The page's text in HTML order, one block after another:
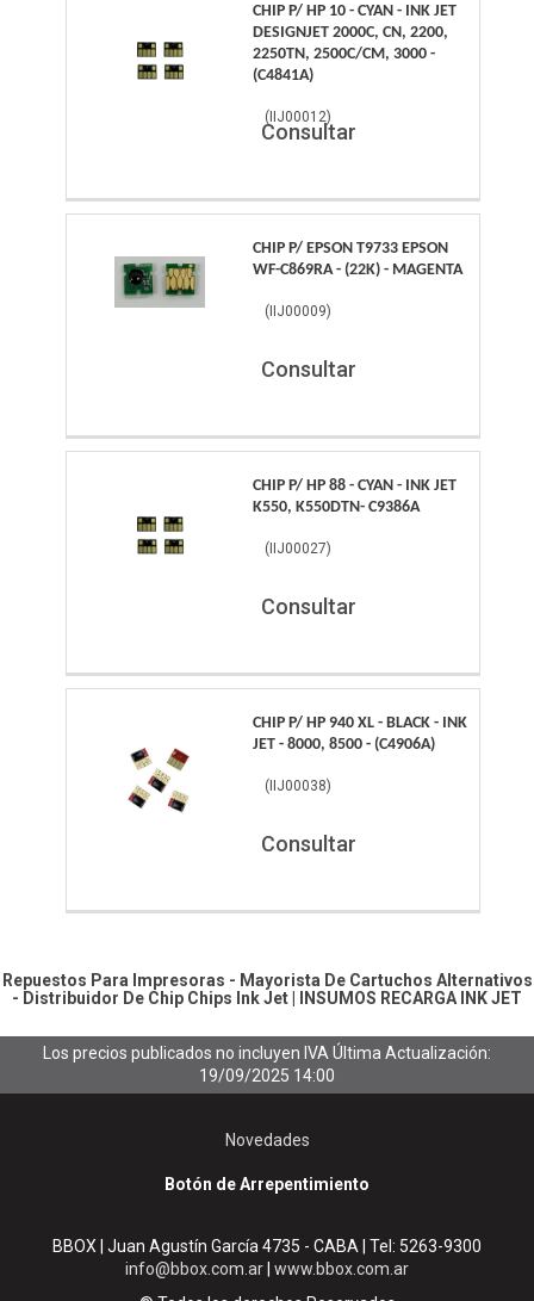
CHIP P/ HP 10 - CYAN - INK JET
DESIGNJET 2000C, CN, 2200,
2250TN, 2500C/CM, 3000 -
(C4841A)
( IIJ00012)
Consultar
CHIP P/ EPSON T9733 EPSON
WF-C869RA - (22K) - MAGENTA
( IIJ00009)
Consultar
CHIP P/ HP 88 - CYAN - INK JET
K550, K550DTN- C9386A
( IIJ00027)
Consultar
CHIP P/ HP 940 XL - BLACK - INK
JET - 8000, 8500 - (C4906A)
( IIJ00038)
Consultar
Repuestos Para Impresoras - Mayorista De Cartuchos Alternativos
- Distribuidor De Chip Chips Ink Jet INSUMOS RECARGA INK JET
Los precios publicados no incluyen IVA Última Actualización:
19/09/2025 14:00
Novedades
Botón de Arrepentimiento
BBOX | Juan Agustín García 4735 - CABA | Tel: 5263-9300
info@bbox.com.ar www.bbox.com.ar